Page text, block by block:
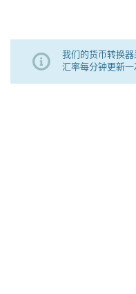
我们的货币转换器
汇率每分钟更新一